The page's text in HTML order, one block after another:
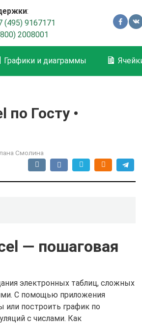
:
(495) 9167171
2008001
Графики и диаграммы
Госту •
Смолина
— пошаговая
электронных таблиц, сложных
С помощью приложения
или построить график по
с числами. Как